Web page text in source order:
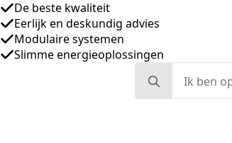
De beste kwaliteit
Eerlijk en deskundig advies
Modulaire systemen
Slimme energieoplossingen
for: